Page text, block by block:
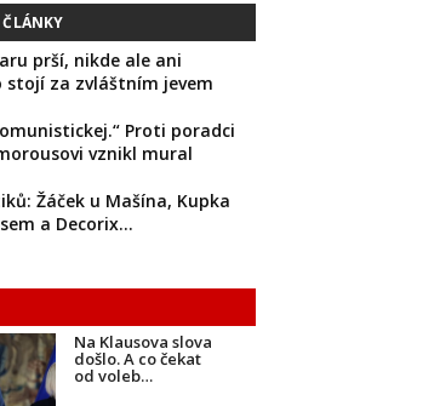
ČLÁNKY
prší, nikde ale ani
stojí za zvláštním jevem
Proti poradci
vznikl mural
Žáček u Mašína, Kupka
a Decorix…
Na Klausova slova
došlo. A co čekat
od voleb…